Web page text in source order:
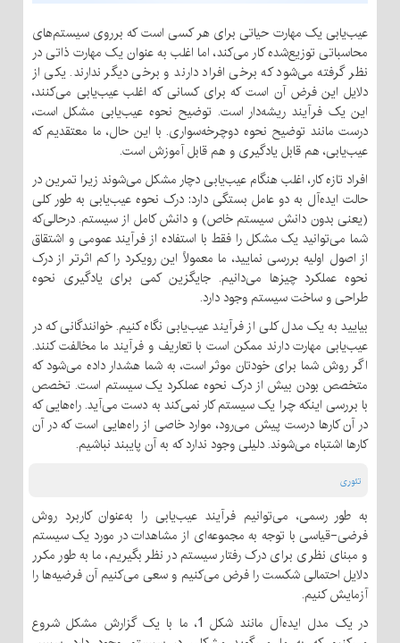
عیب‌یابی یک مهارت حیاتی برای هر کسی است که برروی سیستم‌های
محاسباتی توزیع‌شده کار می‌کند، اما اغلب به عنوان یک مهارت ذاتی در
نظر گرفته می‌شود که برخی افراد دارند و برخی دیگر ندارند. یکی از
دلایل این فرض آن است که برای کسانی که اغلب عیب‌یابی می‌کنند،
این یک فرآیند ریشه‌دار است. توضیح نحوه عیب‌یابی مشکل است،
درست مانند توضیح نحوه دوچرخه‌سواری. با این حال، ما معتقدیم که
عیب‌یابی، هم قابل یادگیری و هم قابل آموزش است.
افراد تازه کار، اغلب هنگام عیب‌یابی دچار مشکل می‌شوند زیرا تمرین در
حالت ایده‌آل به دو عامل بستگی دارد: درک نحوه عیب‌یابی به طور کلی
(یعنی بدون دانش سیستم خاص) و دانش کامل از سیستم. درحالی‌که
شما می‌توانید یک مشکل را فقط با استفاده از فرآیند عمومی و اشتقاق
از اصول اولیه بررسی نمایید، ما معمولاً این رویکرد را کم‌ اثرتر از درک
نحوه عملکرد چیزها می‌دانیم. جایگزین کمی برای یادگیری نحوه
طراحی و ساخت سیستم وجود دارد.
بیایید به یک مدل کلی از فرآیند عیب‌یابی نگاه کنیم. خوانندگانی که در
عیب‌یابی مهارت دارند ممکن است با تعاریف و فرآیند ما مخالفت کنند.
اگر روش شما برای خودتان موثر است، به شما هشدار داده می‌شود که
متخصص بودن بیش از درک نحوه عملکرد یک سیستم است. تخصص
با بررسی اینکه چرا یک سیستم کار نمی‌کند به دست می‌آید. راه‌هایی که
در آن کارها درست پیش می‌رود، موارد خاصی از راه‌هایی است که در آن
کارها اشتباه می‌شوند. دلیلی وجود ندارد که به آن پایبند نباشیم.
تئوری
به طور رسمی، می‌توانیم فرآیند عیب‌یابی را به‌عنوان کاربرد روش
فرضی-قیاسی با توجه به مجموعه‌ای از مشاهدات در مورد یک سیستم
و مبنای نظری برای درک رفتار سیستم در نظر بگیریم، ما به طور مکرر
دلایل احتمالی شکست را فرض می‌کنیم و سعی می‌کنیم آن فرضیه‌ها را
آزمایش کنیم.
در یک مدل ایده‌آل مانند شکل 1، ما با یک گزارش مشکل شروع